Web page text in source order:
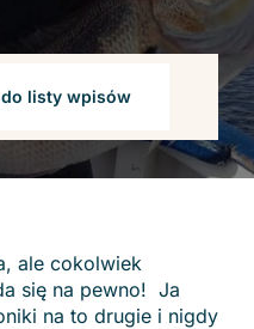
listy wpisów
ale cokolwiek
się na pewno! Ja
na to drugie i nigdy